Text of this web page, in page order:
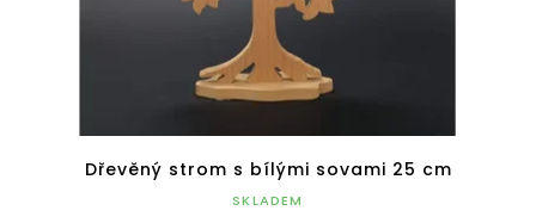
Dřevěný strom s bílými sovami 25 cm
SKLADEM